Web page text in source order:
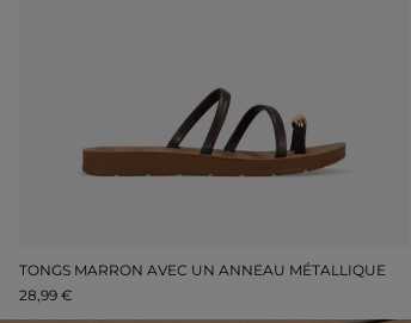
TONGS MARRON AVEC UN ANNEAU MÉTALLIQUE
28,99 €